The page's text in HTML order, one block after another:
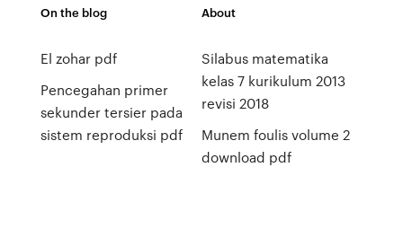
On the blog
El zohar pdf
Pencegahan primer
sekunder tersier pada
sistem reproduksi pdf
About
Silabus matematika
kelas 7 kurikulum 2013
revisi 2018
Munem foulis volume 2
download pdf